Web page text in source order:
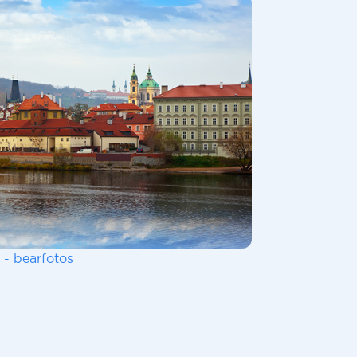
- bearfotos